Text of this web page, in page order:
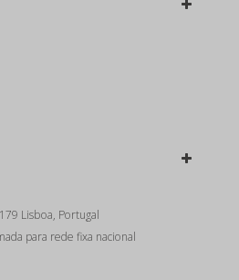
Lisboa, Portugal
para rede fixa nacional